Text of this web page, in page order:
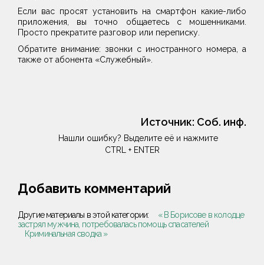
Если вас просят установить на смартфон какие-либо
приложения, вы точно общаетесь с мошенниками.
Просто прекратите разговор или переписку.
Обратите внимание: звонки с иностранного номера, а
также от абонента «Служебный».
Источник: Соб. инф.
Нашли ошибку? Выделите её и нажмите
CTRL + ENTER
Добавить комментарий
Другие материалы в этой категории:
« В Борисове в колодце
застрял мужчина, потребовалась помощь спасателей
Криминальная сводка »